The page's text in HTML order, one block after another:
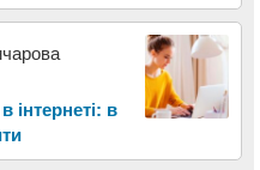
інтернеті: в